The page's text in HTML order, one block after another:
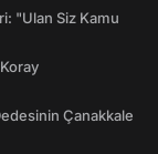
"Ulan Siz Kamu
Çanakkale